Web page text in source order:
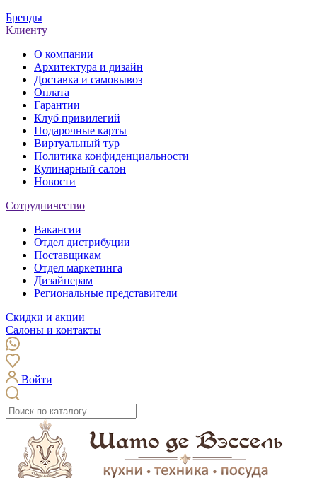
Бренды
Клиенту
О компании
Архитектура и дизайн
Доставка и самовывоз
Оплата
Гарантии
Клуб привилегий
Подарочные карты
Виртуальный тур
Политика конфиденциальности
Кулинарный салон
Новости
Сотрудничество
Вакансии
Отдел дистрибуции
Поставщикам
Отдел маркетинга
Дизайнерам
Региональные представители
Скидки и акции
Салоны и контакты
Войти